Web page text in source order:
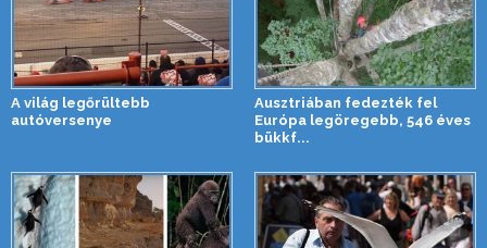
A világ legőrültebb
autóversenye
Ausztriában fedezték fel
Európa legöregebb, 546 éves
bükkf...